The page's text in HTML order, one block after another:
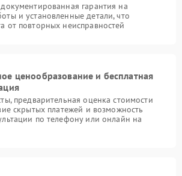
гарантия на
и установленные детали, что
от повторных неисправностей
ценообразование и бесплатная
предварительная оценка стоимости
скрытых платежей и возможность
по телефону или онлайн на